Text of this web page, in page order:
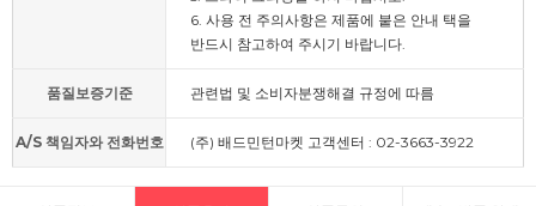
6. 사용 전 주의사항은 제품에 붙은 안내 택을
반드시 참고하여 주시기 바랍니다.
품질보증기준 관련법 및 소비자분쟁해결 규정에 따름
A/S 책임자와 전화번호 (주) 배드민턴마켓 고객센터 : 02-3663-3922